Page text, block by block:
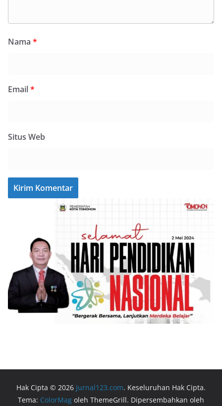
Nama *
Email*
Situs Web
Hak Cipta © 2026 Jurnal123.com. Keseluruhan Hak Cipta.
Tema: ColorMag oleh ThemeGrill. Dipersembahkan oleh